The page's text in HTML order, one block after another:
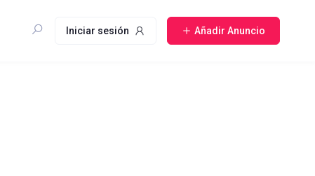
Iniciar sesión Añadir Anuncio